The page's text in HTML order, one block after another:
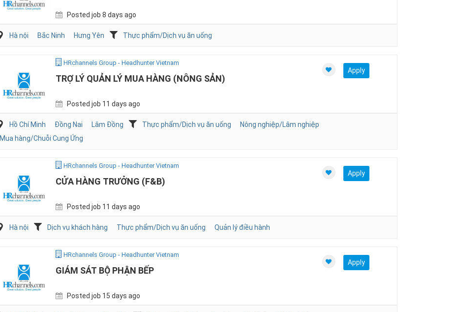
Posted job 8 days ago
Hà nội Bắc Ninh Hưng Yên Thực phẩm/Dịch vụ ăn uống
HRchannels Group - Headhunter Vietnam
TRỢ LÝ QUẢN LÝ MUA HÀNG (NÔNG SẢN)
Posted job 11 days ago
Apply
Hồ Chí Minh Đồng Nai Lâm Đồng Thực phẩm/Dịch vụ ăn uống
Nông nghiệp/Lâm nghiệp
Mua hàng/Chuỗi Cung Ứng
HRchannels Group - Headhunter Vietnam
CỬA HÀNG TRƯỞNG (F&B)
Posted job 11 days ago
Apply
Hà nội Dịch vụ khách hàng Thực phẩm/Dịch vụ ăn uống Quản lý điều hành
HRchannels Group - Headhunter Vietnam
GIÁM SÁT BỘ PHẬN BẾP
Posted job 15 days ago
Apply